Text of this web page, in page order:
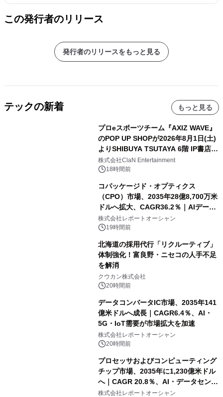
この発行者のリリース
発行者のリリースをもっと見る
テックの新着 もっと見る
プロeスポーツチーム『AXIZ WAVE』
のPOP UP SHOPが2026年8月1日(土)
よりSHIBUYA TSUTAYA 6階 IP書店で
開催決定！！
株式会社ClaN Entertainment
18時間前
コパッケージド・オプティクス
（CPO）市場、2035年28億8,700万米
ドルへ拡大、CAGR36.2％｜AIデータ
センター・高速光通信需要が成長を加
速
株式会社レポートオーシャン
19時間前
北海道の採用代行「リクルーティブ」
体制強化！富良野・ニセコの人手不足
を解消
クウカン株式会社
20時間前
データコンバータIC市場、2035年141
億米ドルへ成長｜CAGR6.4％、AI・
5G・IoT需要が市場拡大を加速
株式会社レポートオーシャン
20時間前
プロセッサおよびコンピューティング
チップ市場、2035年に1,230億米ドル
へ｜CAGR 20.8％、AI・データセンタ
ー需要が成長を牽引
株式会社レポートオーシャン